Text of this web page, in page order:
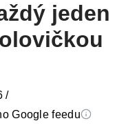
jeden
/
Google feedu